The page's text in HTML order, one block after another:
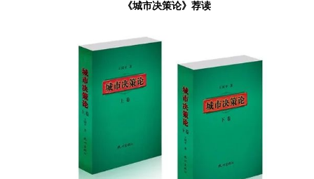
《城市决策论》荐读